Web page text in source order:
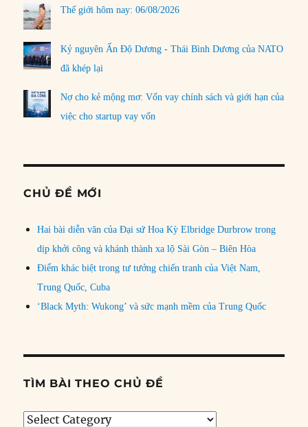
Thế giới hôm nay: 06/08/2026
Kỷ nguyên Ấn Độ Dương - Thái Bình Dương của NATO
đã khép lại
Nợ cho kẻ mộng mơ: Vốn vay chính sách và giới hạn của
việc cho startup vay vốn
CHỦ ĐỀ MỚI
Hai bài diễn văn của Đại sứ Hoa Kỳ Elbridge Durbrow trong
dịp khởi công và khánh thành xa lộ Sài Gòn – Biên Hòa
Điểm khác biệt trong tư tưởng chiến tranh của Việt Nam,
Trung Quốc, Cuba
‘Black Myth: Wukong’ và sức mạnh mềm của Trung Quốc
TÌM BÀI THEO CHỦ ĐỀ
Tìm